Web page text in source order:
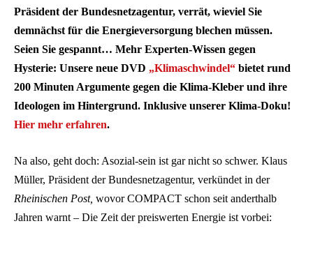
Präsident der Bundesnetzagentur, verrät, wieviel Sie
demnächst für die Energieversorgung blechen müssen.
Seien Sie gespannt… Mehr Experten-Wissen gegen
Hysterie: Unsere neue DVD „Klimaschwindel“ bietet rund
200 Minuten Argumente gegen die Klima-Kleber und ihre
Ideologen im Hintergrund. Inklusive unserer Klima-Doku!
Hier mehr erfahren.
Na also, geht doch: Asozial-sein ist gar nicht so schwer. Klaus
Müller, Präsident der Bundesnetzagentur, verkündet in der
Rheinischen Post, wovor COMPACT schon seit anderthalb
Jahren warnt – Die Zeit der preiswerten Energie ist vorbei: